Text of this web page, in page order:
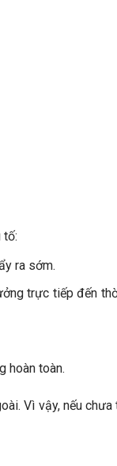
tố:
ra sớm.
trực tiếp đến
hoàn toàn.
Vì vậy, nếu chưa